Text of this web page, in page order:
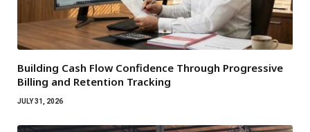
Building Cash Flow Confidence Through Progressive
Billing and Retention Tracking
JULY 31, 2026